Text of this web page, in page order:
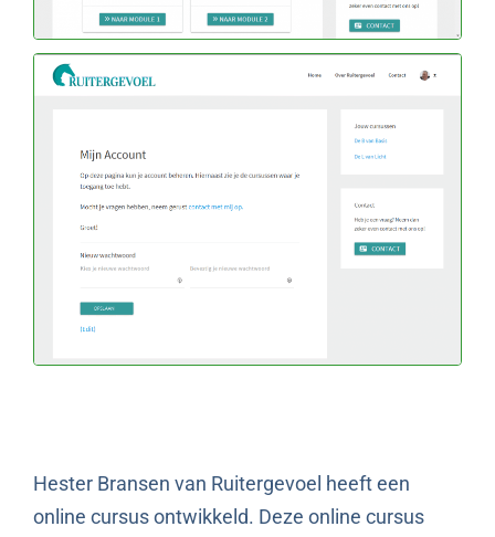
Hester Bransen van Ruitergevoel heeft een
online cursus ontwikkeld. Deze online cursus